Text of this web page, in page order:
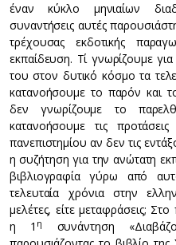
έναν κύκλο μηνιαίων
συναντήσεις αυτές
τρέχουσας εκδοτικής
εκπαίδευση. Τί γνωρίζουμε
του στον δυτικό κόσμο τα
κατανοήσουμε το παρόν και
δεν γνωρίζουμε το
κατανοήσουμε τις
πανεπιστημίου αν δεν τις
η συζήτηση για την ανώτατη
βιβλιογραφία γύρω από
τελευταία χρόνια στην
μελέτες, είτε μεταφράσεις;
η 1 η
συνάντηση